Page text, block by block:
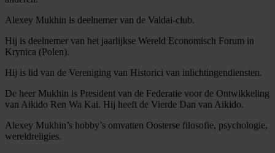
Alexey Mukhin is deelnemer van de Valdai-club.
Hij is deelnemer van het jaarlijkse Wereld Economisch Forum in
Krynica (Polen).
Hij is lid van de Vereniging van Historici van inlichtingendiensten.
De heer Mukhin is President van de Federatie voor de Ontwikkeling
van Aikido Ren Wa Kai. Hij heeft de Vierde Dan van Aikido.
Alexey Mukhin’s hobby’s omvatten Oosterse filosofie, psychologie,
wereldreligies.